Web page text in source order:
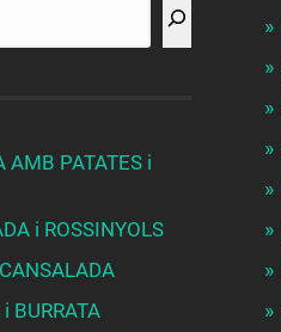
AMB PATATES i
i ROSSINYOLS
BURRATA